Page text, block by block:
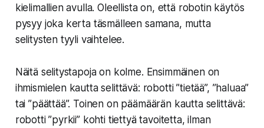
kielimallien avulla. Oleellista on, että robotin käytös
pysyy joka kerta täsmälleen samana, mutta
selitysten tyyli vaihtelee.
Näitä selitystapoja on kolme. Ensimmäinen on
ihmismielen kautta selittävä: robotti ”tietää”, ”haluaa”
tai ”päättää”. Toinen on päämäärän kautta selittävä:
robotti ”pyrkii” kohti tiettyä tavoitetta, ilman